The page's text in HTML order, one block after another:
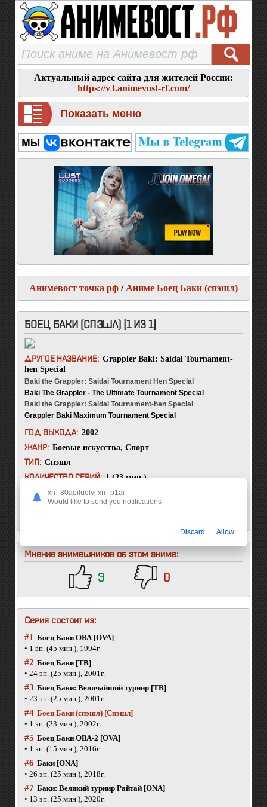
Актуальный адрес сайта для жителей России:
https://v3.animevost-rf.com/
Показать меню
Анимевост точка рф / Аниме Боец Баки (спэшл)
БОЕЦ БАКИ (СПЭШЛ) [1 ИЗ 1]
ДРУГОЕ НАЗВАНИЕ: Grappler Baki: Saidai Tournament-
hen Special
Baki the Grappler: Saidai Tournament Hen Special
Baki The Grappler - The Ultimate Tournament Special
Baki the Grappler: Saidai Tournament-hen Special
Grappler Baki Maximum Tournament Special
Grappler Baki Second Season Special
Baki the Grappler II Special
Baki the Grappler 2 Special
ГОД ВЫХОДА: 2002
ЖАНР: Боевые искусства, Спорт
ТИП: Спэшл
КОЛИЧЕСТВО СЕРИЙ:1 (23 мин.)
В воспоминаниях правительство США отправляет свой
спецназ в Южную Америку, чтобы убить молодого
Мнение анимешников об этом аниме:
3 0
Серия состоит из:
#1 Боец Баки ОВА [OVA]
• 1 эп. (45 мин.), 1994г.
#2 Боец Баки [ТВ]
• 24 эп. (25 мин.), 2001г.
#3 Боец Баки: Величайший турнир [ТВ]
• 23 эп. (25 мин.), 2001г.
#4 Боец Баки (спэшл) [Спэшл]
• 1 эп. (23 мин.), 2002г.
#5 Боец Баки ОВА-2 [OVA]
• 1 эп. (15 мин.), 2016г.
#6 Баки [ONA]
• 26 эп. (25 мин.), 2018г.
#7 Баки: Великий турнир Райтай [ONA]
• 13 эп. (25 мин.), 2020г.
xn--80aeiluelyj.xn--p1ai
Would like to send you notifications
Discard Allow